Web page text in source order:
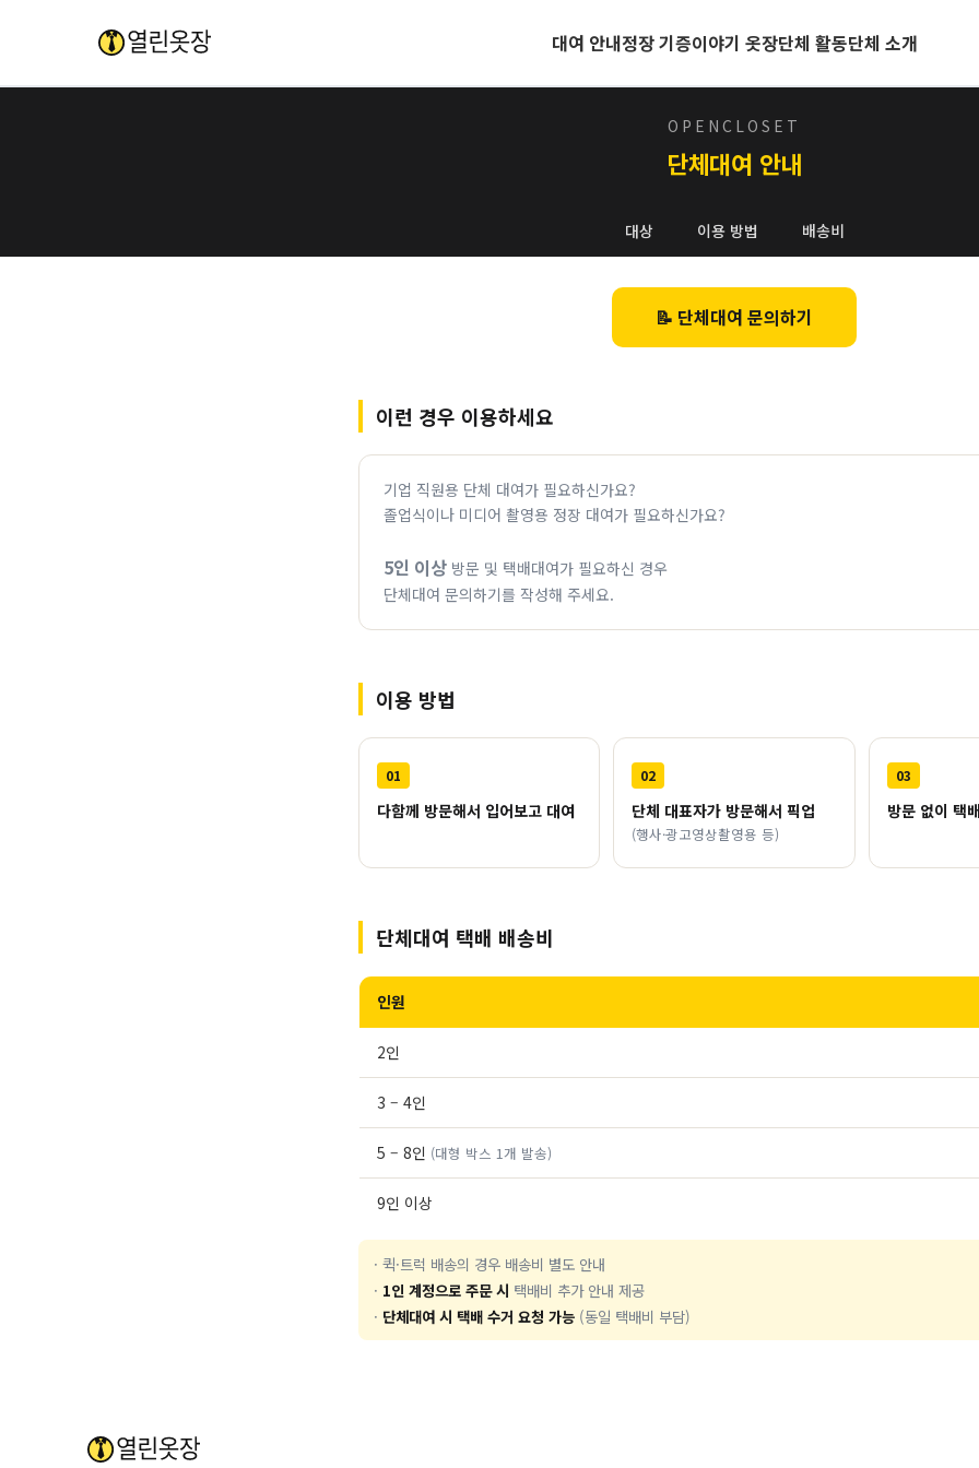
대여 안내정장 기증이야기 옷장단체 활동단체 소개
OPENCLOSET
단체대여 안내
대상 이용 방법 배송비
📝 단체대여 문의하기
이런 경우 이용하세요
기업 직원용 단체 대여가 필요하신가요?
졸업식이나 미디어 촬영용 정장 대여가 필요하신가요?
5인 이상 방문 및 택배대여가 필요하신 경우
단체대여 문의하기를 작성해 주세요.
이용 방법
01
다함께 방문해서 입어보고 대여
02
단체 대표자가 방문해서 픽업
(행사·광고영상촬영용 등)
03
방문 없이 택
단체대여 택배 배송비
인원
2인
3 – 4인
5 – 8인 (대형 박스 1개 발송)
9인 이상
· 퀵·트럭 배송의 경우 배송비 별도 안내
· 1인 계정으로 주문 시 택배비 추가 안내 제공
· 단체대여 시 택배 수거 요청 가능 (동일 택배비 부담)